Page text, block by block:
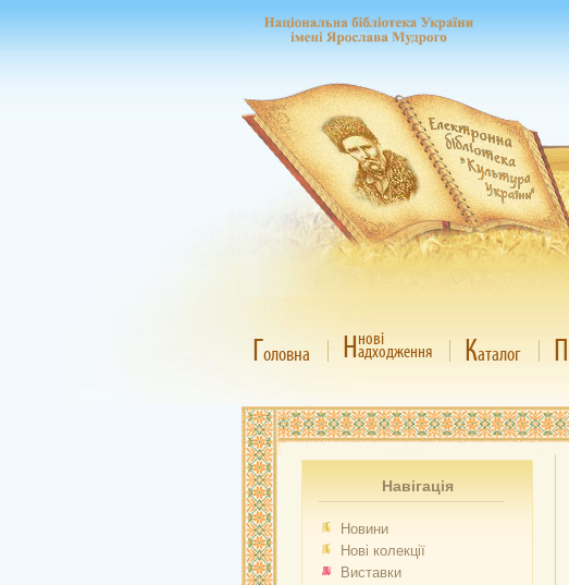
Головна Ннові
адходження Каталог П
Навігація
Новини
Нові колекції
Виставки